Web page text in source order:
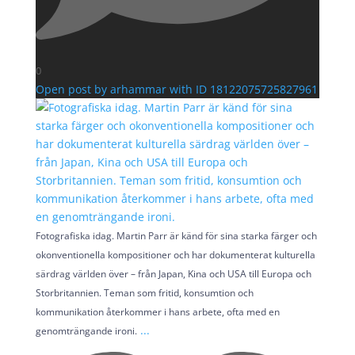
0
Open post by arhammar with ID 18122075725827961
Fotografiska idag. Martin Parr är känd för sina starka färger och
okonventionella kompositioner och har dokumenterat kulturella
särdrag världen över – från Japan, Kina och USA till Europa och
Storbritannien. Teman som fritid, konsumtion och
kommunikation återkommer i hans arbete, ofta med en
genomträngande ironi. ...